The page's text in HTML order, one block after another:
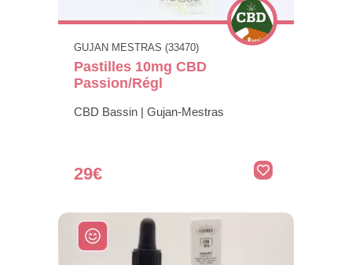
GUJAN MESTRAS (33470)
Pastilles 10mg CBD
Passion/Régl
CBD Bassin | Gujan-Mestras
29€